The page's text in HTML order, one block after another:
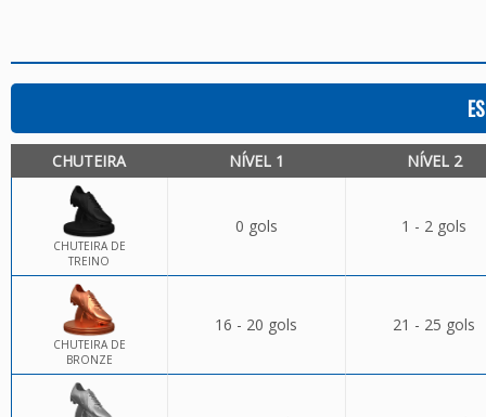
CHUTEIRA NÍVEL 1 NÍVEL 2
CHUTEIRA DE
TREINO
0 gols 1 - 2 gols
CHUTEIRA DE
BRONZE
16 - 20 gols 21 - 25 gols